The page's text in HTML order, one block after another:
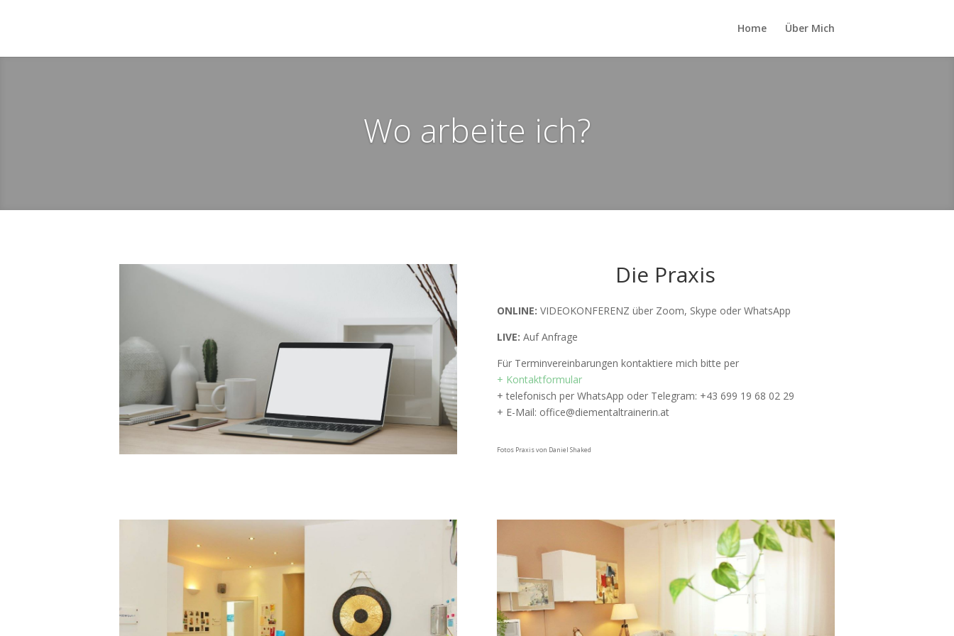
Home Über Mich
Wo arbeite ich?
Die Praxis
ONLINE: VIDEOKONFERENZ über Zoom, Skype oder WhatsApp
LIVE: Auf Anfrage
Für Terminvereinbarungen kontaktiere mich bitte per
+ Kontaktformular
+ telefonisch per WhatsApp oder Telegram: +43 699 19 68 02 29
+ E-Mail: office@diementaltrainerin.at
Fotos Praxis von Daniel Shaked